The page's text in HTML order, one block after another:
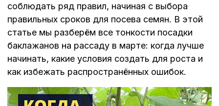
соблюдать ряд правил, начиная с выбора
правильных сроков для посева семян. В этой
статье мы разберём все тонкости посадки
баклажанов на рассаду в марте: когда лучше
начинать, какие условия создать для роста и
как избежать распространённых ошибок.